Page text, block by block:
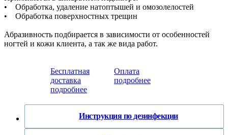
• Обработка, удаление натоптышей и омозолелостей
• Обработка поверхностных трещин
Абразивность подбирается в зависимости от особенностей
ногтей и кожи клиента, а так же вида работ.
Бесплатная
доставка
подробнее
Оплата
подробнее
Инструкция по дезинфекции